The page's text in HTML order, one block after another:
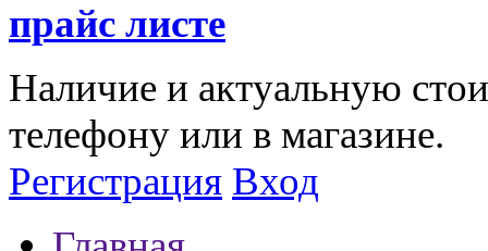
прайс листе
Наличие и актуальную
телефону или в магазине.
Регистрация Вход